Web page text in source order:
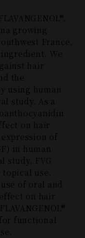
®,
growing
France,
We
hair
the
using human
study. As a
on hair
of
in human
study, FVG
use.
of oral and
on hair
functional